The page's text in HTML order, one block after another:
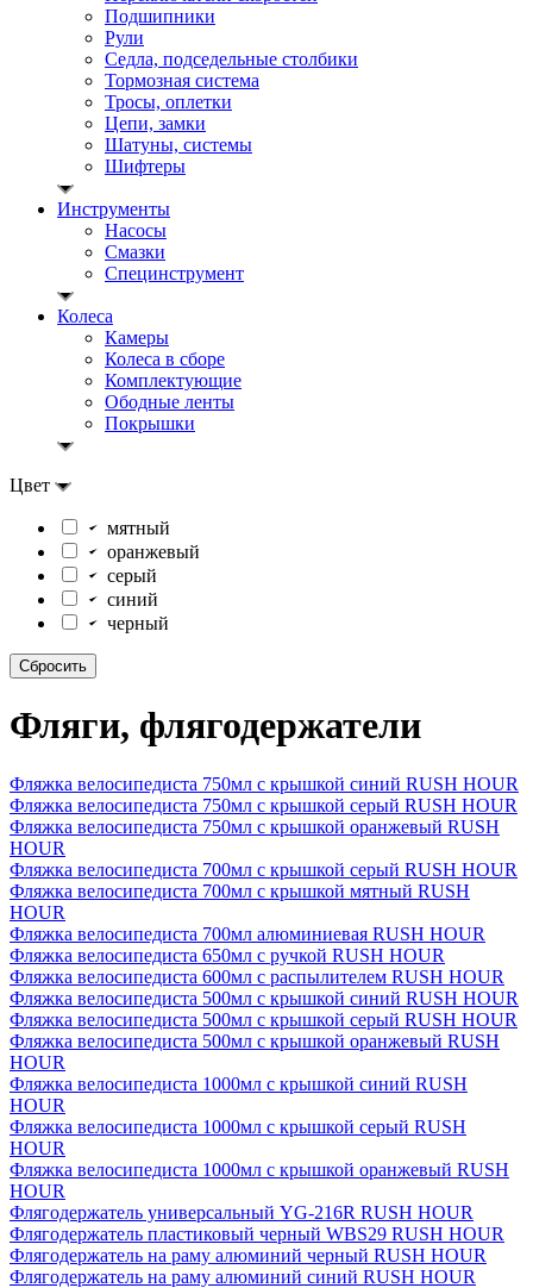
Подшипники
Рули
Седла, подседельные столбики
Тормозная система
Тросы, оплетки
Цепи, замки
Шатуны, системы
Шифтеры
Инструменты
Насосы
Смазки
Специнструмент
Колеса
Камеры
Колеса в сборе
Комплектующие
Ободные ленты
Покрышки
Цвет
мятный
оранжевый
серый
синий
черный
Фляги, флягодержатели
Фляжка велосипедиста 750мл с крышкой синий RUSH HOUR
Фляжка велосипедиста 750мл с крышкой серый RUSH HOUR
Фляжка велосипедиста 750мл с крышкой оранжевый RUSH
HOUR
Фляжка велосипедиста 700мл с крышкой серый RUSH HOUR
Фляжка велосипедиста 700мл с крышкой мятный RUSH
HOUR
Фляжка велосипедиста 700мл алюминиевая RUSH HOUR
Фляжка велосипедиста 650мл с ручкой RUSH HOUR
Фляжка велосипедиста 600мл с распылителем RUSH HOUR
Фляжка велосипедиста 500мл с крышкой синий RUSH HOUR
Фляжка велосипедиста 500мл с крышкой серый RUSH HOUR
Фляжка велосипедиста 500мл с крышкой оранжевый RUSH
HOUR
Фляжка велосипедиста 1000мл с крышкой синий RUSH
HOUR
Фляжка велосипедиста 1000мл с крышкой серый RUSH
HOUR
Фляжка велосипедиста 1000мл с крышкой оранжевый RUSH
HOUR
Флягодержатель универсальный YG-216R RUSH HOUR
Флягодержатель пластиковый черный WBS29 RUSH HOUR
Флягодержатель на раму алюминий черный RUSH HOUR
Флягодержатель на раму алюминий синий RUSH HOUR